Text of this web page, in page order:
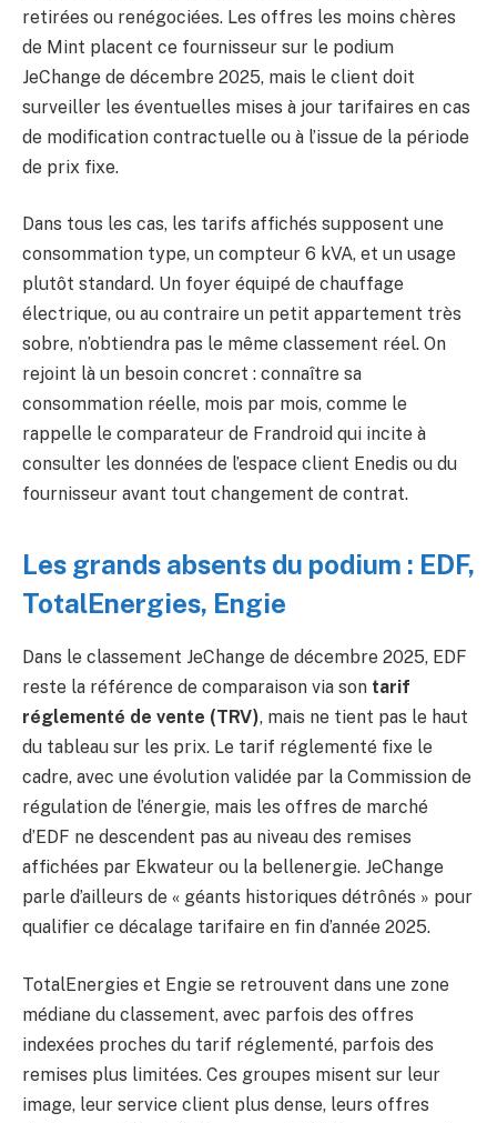
retirées ou renégociées. Les offres les moins chères
de Mint placent ce fournisseur sur le podium
JeChange de décembre 2025, mais le client doit
surveiller les éventuelles mises à jour tarifaires en cas
de modification contractuelle ou à l’issue de la période
de prix fixe.
Dans tous les cas, les tarifs affichés supposent une
consommation type, un compteur 6 kVA, et un usage
plutôt standard. Un foyer équipé de chauffage
électrique, ou au contraire un petit appartement très
sobre, n’obtiendra pas le même classement réel. On
rejoint là un besoin concret : connaître sa
consommation réelle, mois par mois, comme le
rappelle le comparateur de Frandroid qui incite à
consulter les données de l’espace client Enedis ou du
fournisseur avant tout changement de contrat.
Les grands absents du podium : EDF,
TotalEnergies, Engie
Dans le classement JeChange de décembre 2025, EDF
reste la référence de comparaison via son tarif
réglementé de vente (TRV), mais ne tient pas le haut
du tableau sur les prix. Le tarif réglementé fixe le
cadre, avec une évolution validée par la Commission de
régulation de l’énergie, mais les offres de marché
d’EDF ne descendent pas au niveau des remises
affichées par Ekwateur ou la bellenergie. JeChange
parle d’ailleurs de « géants historiques détrônés » pour
qualifier ce décalage tarifaire en fin d’année 2025.
TotalEnergies et Engie se retrouvent dans une zone
médiane du classement, avec parfois des offres
indexées proches du tarif réglementé, parfois des
remises plus limitées. Ces groupes misent sur leur
image, leur service client plus dense, leurs offres